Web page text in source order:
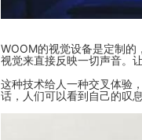
WOOM的视觉设备是定制的
视觉来直接反映一切声音。
这种技术给人一种交叉体验
话，人们可以看到自己的叹息